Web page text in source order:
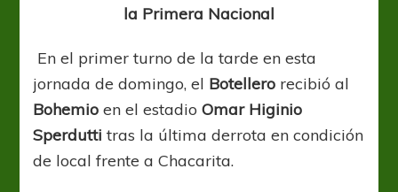
la Primera Nacional
En el primer turno de la tarde en esta
jornada de domingo, el Botellero recibió al
Bohemio en el estadioOmar Higinio
Sperdutti tras la última derrota en condición
de local frente a Chacarita.